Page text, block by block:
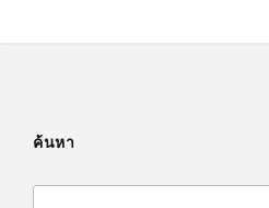
ค้นหา